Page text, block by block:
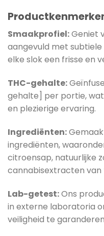
Smaakprofiel:Geniet
aangevuld met
elke slok een frisse en
THC-gehalte:
gehalte] per portie,
en plezierige ervaring.
Ingrediënten:
ingrediënten,
citroensap, natuurlijke
cannabisextracten
Lab-getest:Ons
in externe laboratoria
veiligheid te